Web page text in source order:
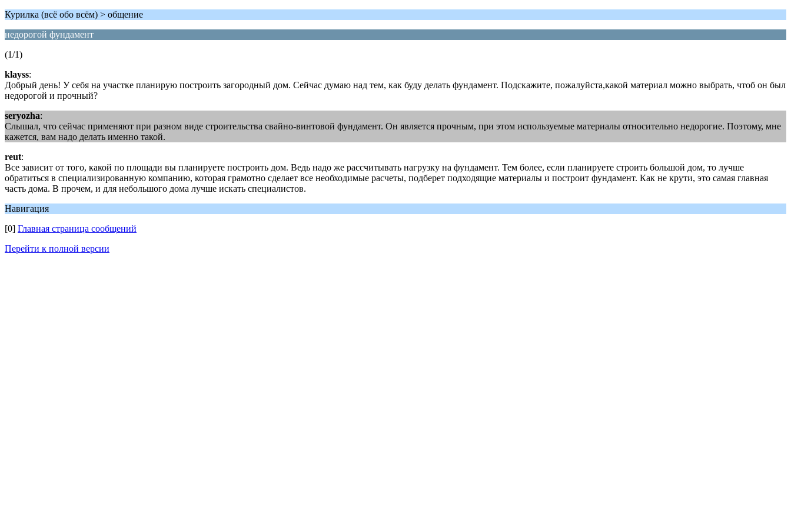
Курилка (всё обо всём) > общение
недорогой фундамент
(1/1)
klayss:
Добрый день! У себя на участке планирую построить загородный дом. Сейчас думаю над тем, как буду делать фундамент. Подскажите, пожалуйста,какой материал можно выбрать, чтоб он был
недорогой и прочный?
seryozha:
Слышал, что сейчас применяют при разном виде строительства свайно-винтовой фундамент. Он является прочным, при этом используемые материалы относительно недорогие. Поэтому, мне
кажется, вам надо делать именно такой.
reut:
Все зависит от того, какой по площади вы планируете построить дом. Ведь надо же рассчитывать нагрузку на фундамент. Тем более, если планируете строить большой дом, то лучше
обратиться в специализированную компанию, которая грамотно сделает все необходимые расчеты, подберет подходящие материалы и построит фундамент. Как не крути, это самая главная
часть дома. В прочем, и для небольшого дома лучше искать специалистов.
Навигация
[0] Главная страница сообщений
Перейти к полной версии